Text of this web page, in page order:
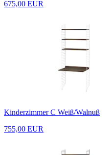
675,00 EUR
Kinderzimmer C Weiß/Walnuß
755,00 EUR